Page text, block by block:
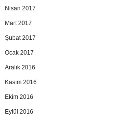
Nisan 2017
Mart 2017
Şubat 2017
Ocak 2017
Aralık 2016
Kasım 2016
Ekim 2016
Eylül 2016